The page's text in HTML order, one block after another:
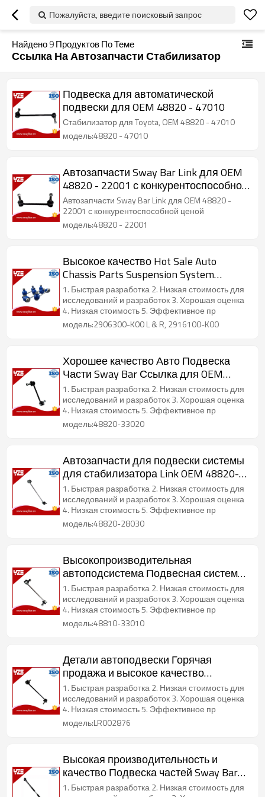
Пожалуйста, введите поисковый запрос
Найдено9Продуктов По Теме
Ссылка На Автозапчасти Стабилизатор
Подвеска для автоматической
подвески для OEM 48820 - 47010
Стабилизатор для Toyota, OEM 48820 - 47010
модель:48820 - 47010
Автозапчасти Sway Bar Link для OEM
48820 - 22001 с конкурентоспособной
ценой
Автозапчасти Sway Bar Link для OEM 48820 -
22001 с конкурентоспособной ценой
модель:48820 - 22001
Высокое качество Hot Sale Auto
Chassis Parts Suspension System
Stabilizer Link
1. Быстрая разработка 2. Низкая стоимость для
исследований и разработок 3. Хорошая оценка
4. Низкая стоимость 5. Эффективное пр
модель:2906300-K00 L & R, 2916100-K00
Хорошее качество Авто Подвеска
Части Sway Bar Ссылка для OEM
48820-33020
1. Быстрая разработка 2. Низкая стоимость для
исследований и разработок 3. Хорошая оценка
4. Низкая стоимость 5. Эффективное пр
модель:48820-33020
Автозапчасти для подвески системы
для стабилизатора Link OEM 48820-
28030
1. Быстрая разработка 2. Низкая стоимость для
исследований и разработок 3. Хорошая оценка
4. Низкая стоимость 5. Эффективное пр
модель:48820-28030
Высокопроизводительная
автоподсистема Подвесная система
Sway Bar Link OEM 48810-33010
1. Быстрая разработка 2. Низкая стоимость для
исследований и разработок 3. Хорошая оценка
4. Низкая стоимость 5. Эффективное пр
модель:48810-33010
Детали автоподвески Горячая
продажа и высокое качество
Стабилизатор Ссылка OEM LR002876
1. Быстрая разработка 2. Низкая стоимость для
исследований и разработок 3. Хорошая оценка
4. Низкая стоимость 5. Эффективное пр
модель:LR002876
Высокая производительность и
качество Подвеска частей Sway Bar
Link
1. Быстрая разработка 2. Низкая стоимость для